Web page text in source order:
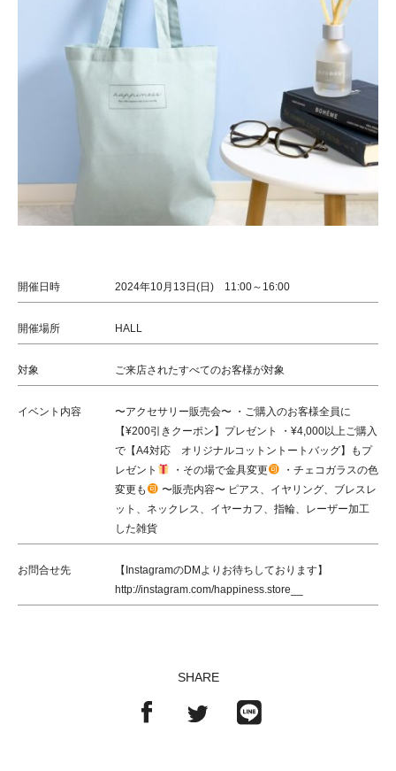
開催日時 2024年10月13日(日) 11:00～16:00
開催場所 HALL
対象 ご来店されたすべてのお客様が対象
イベント内容
〜アクセサリー販売会〜 ・ご購入のお客様全員に
【¥200引きクーポン】プレゼント ・¥4,000以上ご購入
で【A4対応 オリジナルコットントートバッグ】もプ
レゼント
・その場で金具変更
・チェコガラスの色
変更も
〜販売内容〜 ピアス、イヤリング、ブレスレ
ット、ネックレス、イヤーカフ、指輪、レーザー加工
した雑貨
お問合せ先
【InstagramのDMよりお待ちしております】
http://instagram.com/happiness.store__
SHARE